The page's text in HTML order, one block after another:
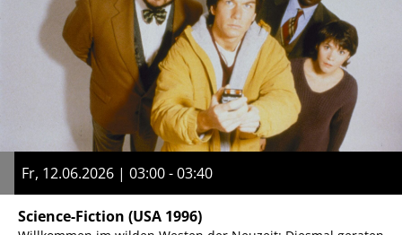
Fr, 12.06.2026 | 03:00 - 03:40
Science-Fiction (USA 1996)